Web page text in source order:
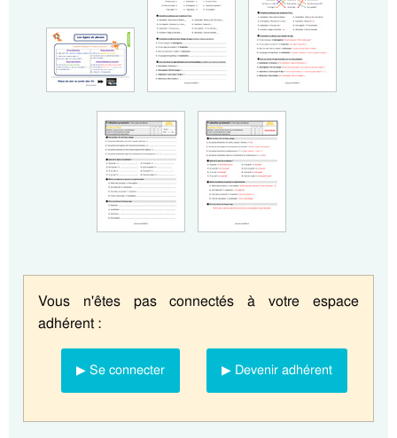
Vous n'êtes pas connectés à votre espace
adhérent :
▶ Se connecter ▶ Devenir adhérent